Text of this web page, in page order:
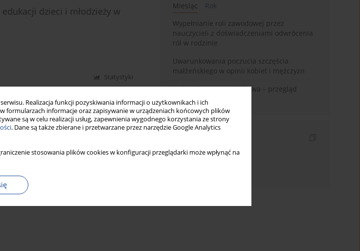
Realizacja funkcji pozyskiwania informacji o użytkownikach i ich
informacje oraz zapisywanie w urządzeniach końcowych plików
są w celu realizacji usług, zapewnienia wygodnego korzystania ze strony
. Dane są także zbierane i przetwarzane przez narzędzie Google Analytics
stosowania plików cookies w konfiguracji przeglądarki może wpłynąć na
dzieci i młodzieży w
Statystyki
regionalnej na przykładzie
Miesiąc
Rok
Wypełnianie roli zawodowej przez
nauczycieli z doświadczeniami odwrócenia
ról w rodzinie
Uwarunkowania poczucia szczęścia
małżeńskiego w opinii kobiet i mężczyzn
Zadowolenie z małżeństwa – przegląd
badań
Indeks słów kluczowych